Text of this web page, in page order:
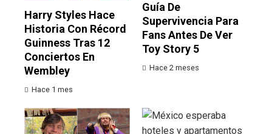
Harry Styles Hace
Historia Con Récord
Guinness Tras 12
Conciertos En
Wembley
Hace 1 mes
Guía De
Supervivencia Para
Fans Antes De Ver
Toy Story 5
Hace 2 meses